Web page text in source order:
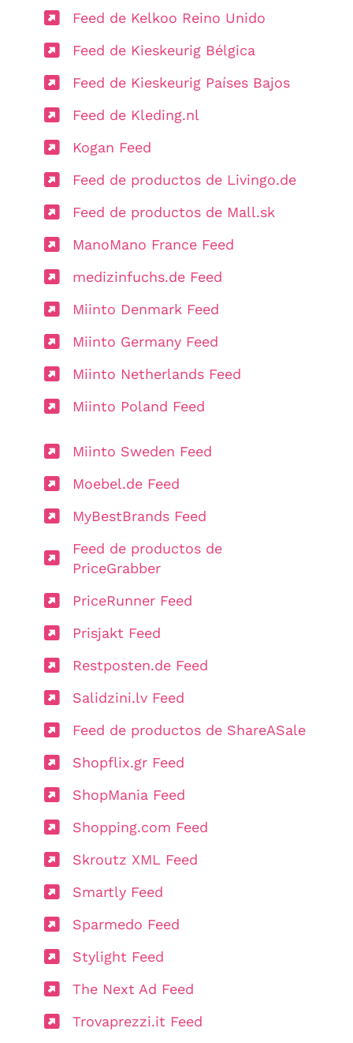
Feed de Kelkoo Reino Unido
Feed de Kieskeurig Bélgica
Feed de Kieskeurig Países Bajos
Feed de Kleding.nl
Kogan Feed
Feed de productos de Livingo.de
Feed de productos de Mall.sk
ManoMano France Feed
medizinfuchs.de Feed
Miinto Denmark Feed
Miinto Germany Feed
Miinto Netherlands Feed
Miinto Poland Feed
Miinto Sweden Feed
Moebel.de Feed
MyBestBrands Feed
Feed de productos de
PriceGrabber
PriceRunner Feed
Prisjakt Feed
Restposten.de Feed
Salidzini.lv Feed
Feed de productos de ShareASale
Shopflix.gr Feed
ShopMania Feed
Shopping.com Feed
Skroutz XML Feed
Smartly Feed
Sparmedo Feed
Stylight Feed
The Next Ad Feed
Trovaprezzi.it Feed